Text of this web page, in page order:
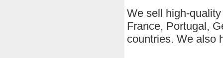
We sell high-
France, Portugal,
countries. We also